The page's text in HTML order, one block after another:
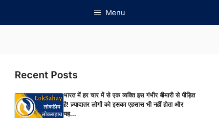
Menu
Recent Posts
भारत में हर चार में से एक व्यक्ति इस गंभीर बीमारी से पीड़ित
है! ज़्यादातर लोगों को इसका एहसास भी नहीं होता और
यह…